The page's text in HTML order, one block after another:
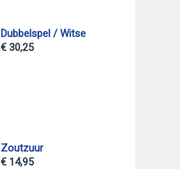
Dubbelspel / Witse
€ 30,25
Zoutzuur
€ 14,95